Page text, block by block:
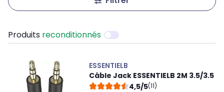
Produits reconditionnés
ESSENTIELB
Câble Jack ESSENTIELB 2M 3.5/3.5
4,5/5(11)